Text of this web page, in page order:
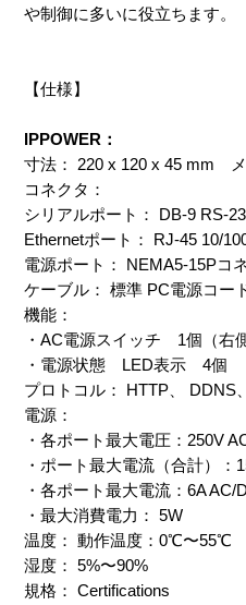
や制御に多いに役立ちます。
【仕様】
IPPOWER：
寸法： 220 x 120 x 45 mm
コネクタ：
シリアルポート： DB-9 RS-
Ethernetポート： RJ-45 10/
電源ポート： NEMA5-15P
ケーブル： 標準 PC電源コー
機能：
・AC電源スイッチ 1個（右側
・電源状態 LED表示 4個
プロトコル： HTTP、 DDNS
電源：
・各ポート最大電圧：250V
・ポート最大電流（合計）：
・各ポート最大電流：6A AC/
・最大消費電力： 5W
温度： 動作温度：0℃〜55℃
湿度： 5%〜90%
規格： Certifications